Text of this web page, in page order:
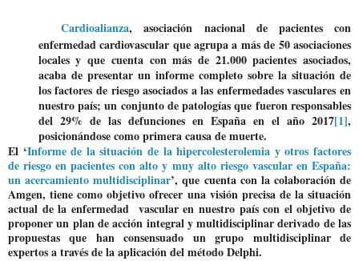
Cardioalianza, asociación nacional de pacientes con
enfermedad cardiovascular que agrupa a más de 50 asociaciones
locales y que cuenta con más de 21.000 pacientes asociados,
acaba de presentar un informe completo sobre la situación de
los factores de riesgo asociados a las enfermedades vasculares en
nuestro país; un conjunto de patologías que fueron responsables
del 29% de las defunciones en España en el año 2017[1],
posicionándose como primera causa de muerte.
El ‘Informe de la situación de la hipercolesterolemia y otros factores
de riesgo en pacientes con alto y muy alto riesgo vascular en España:
un acercamiento multidisciplinar’, que cuenta con la colaboración de
Amgen, tiene como objetivo ofrecer una visión precisa de la situación
actual de la enfermedad vascular en nuestro país con el objetivo de
proponer un plan de acción integral y multidisciplinar derivado de las
propuestas que han consensuado un grupo multidisciplinar de
expertos a través de la aplicación del método Delphi.